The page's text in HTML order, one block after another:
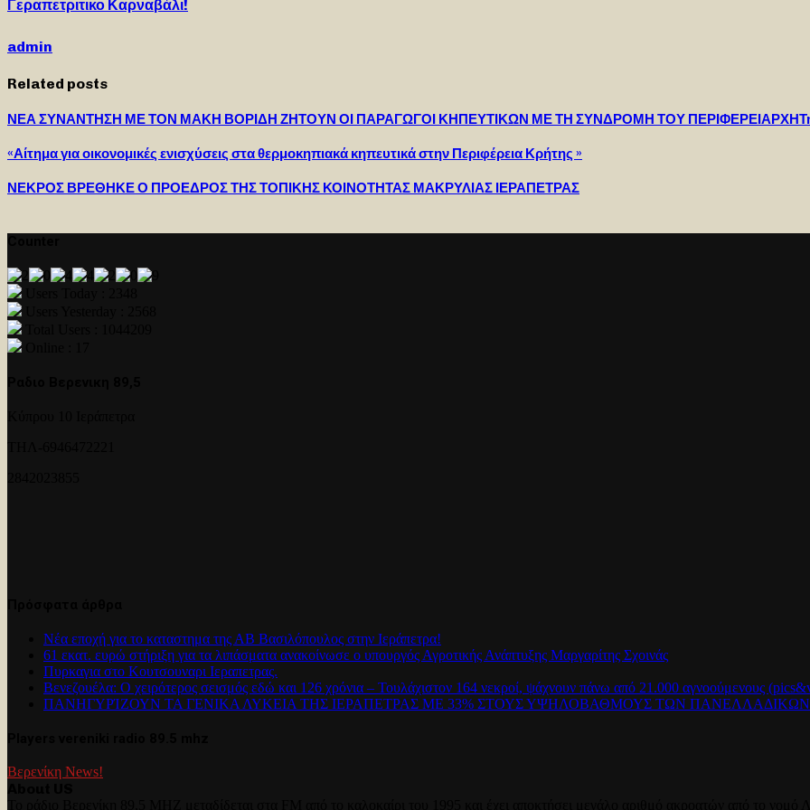
Γεραπετριτικο Καρναβάλι!
admin
Related posts
ΝΕΑ ΣΥΝΑΝΤΗΣΗ ΜΕ ΤΟΝ ΜΑΚΗ ΒΟΡΙΔΗ ΖΗΤΟΥΝ ΟΙ ΠΑΡΑΓΩΓΟΙ ΚΗΠΕΥΤΙΚΩΝ ΜΕ ΤΗ ΣΥΝΔΡΟΜΗ ΤΟΥ
«Αίτημα για οικονομικές ενισχύσεις στα θερμοκηπιακά κηπευτικά στην Περιφέρεια Κρήτης »
ΝΕΚΡΟΣ ΒΡΕΘΗΚΕ Ο ΠΡΟΕΔΡΟΣ ΤΗΣ ΤΟΠΙΚΗΣ ΚΟΙΝΟΤΗΤΑΣ ΜΑΚΡΥΛΙΑΣ ΙΕΡΑΠΕΤΡΑΣ
Νέα εποχή για το καταστημα της ΑΒ Βασιλόπουλος στην Ιεράπετρα!
61 εκατ. ευρώ στήριξη για τα λιπάσματα ανακοίνωσε ο υπουργός Αγροτικής Ανάπτυξης Μαργαρίτης Σχοινάς
Πυρκαγια στο Κουτσουναρι Ιεραπετρας.
Βενεζουέλα: Ο χειρότερος σεισμός εδώ και 126 χρόνια – Τουλάχιστον 164 νεκροί, ψάχνουν πάνω από 21.000 αγνοούμενους
ΠΑΝΗΓΥΡΊΖΟΥΝ ΤΑ ΓΕΝΙΚΑ ΛΥΚΕΙΑ ΤΗΣ ΙΕΡΑΠΕΤΡΑΣ ΜΕ 33% ΣΤΟΥΣ ΥΨΗΛΟΒΑΘΜΟΥΣ ΤΩΝ
Βερενίκη News!